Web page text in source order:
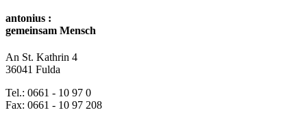
antonius :
gemeinsam Mensch
An St. Kathrin 4
36041 Fulda
Tel.: 0661 - 10 97 0
Fax: 0661 - 10 97 208